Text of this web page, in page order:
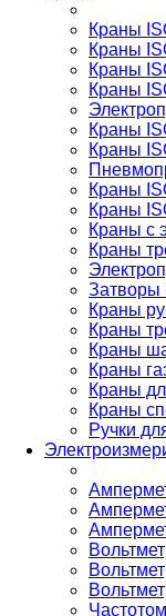
Краны
Краны
Краны
Краны
Краны
Краны
Краны
Краны
Краны с
Краны
Затворы
Краны
Краны
Краны
Краны
Краны
Краны
Ручки